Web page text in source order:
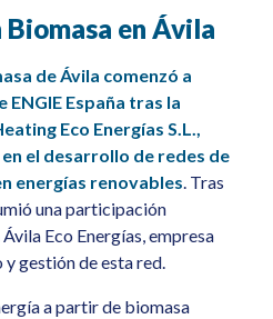
en Ávila
de Ávila comenzó a
España tras la
Eco Energías S.L.,
el desarrollo de redes de
energías renovables. Tras
una participación
Eco Energías, empresa
gestión de esta red.
a partir de biomasa